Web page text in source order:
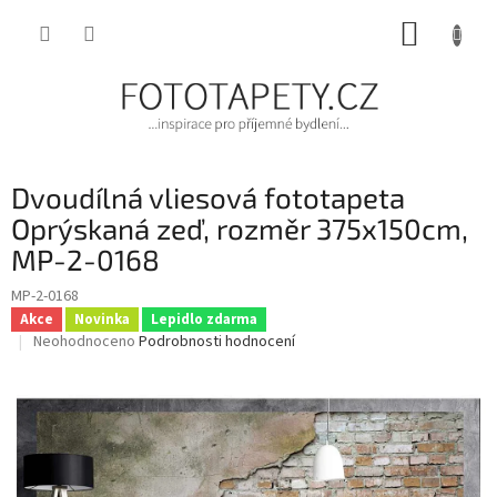
Dvoudílná vliesová fototapeta
Oprýskaná zeď, rozměr 375x150cm,
MP-2-0168
MP-2-0168
Akce Novinka Lepidlo zdarma
Průměrné
je
0,0
z
hvězdiček.
Neohodnoceno Podrobnosti hodnocení